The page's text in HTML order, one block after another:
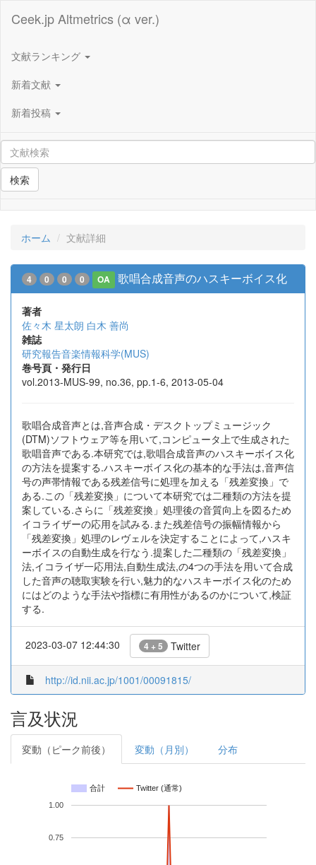
Ceek.jp Altmetrics (α ver.)
文献ランキング
新着文献
新着投稿
検索
ホーム 文献詳細
4 0 0 0 OA 歌唱合成音声のハスキーボイス化
著者
佐々木 星太朗 白木 善尚
雑誌
研究報告音楽情報科学(MUS)
巻号頁・発行日
vol.2013-MUS-99, no.36, pp.1-6, 2013-05-04
歌唱合成音声とは,音声合成・デスクトップミュージック
(DTM)ソフトウェア等を用いて,コンピュータ上で生成された
歌唱音声である.本研究では,歌唱合成音声のハスキーボイス化
の方法を提案する.ハスキーボイス化の基本的な手法は,音声信
号の声帯情報である残差信号に処理を加える「残差変換」で
ある.この「残差変換」について本研究では二種類の方法を提
案している.さらに「残差変換」処理後の音質向上を図るため
イコライザーの応用を試みる.また残差信号の振幅情報から
「残差変換」処理のレヴェルを決定することによって,ハスキ
ーボイスの自動生成を行なう.提案した二種類の「残差変換」
法,イコライザ一応用法,自動生成法,の4つの手法を用いて合成
した音声の聴取実験を行い,魅力的なハスキーボイス化のため
にはどのような手法や指標に有用性があるのかについて,検証
する.
2023-03-07 12:44:30 4 + 5 Twitter
http://id.nii.ac.jp/1001/00091815/
言及状況
変動（ピーク前後） 変動（月別） 分布
合計 Twitter (通常)
0.75
1.00